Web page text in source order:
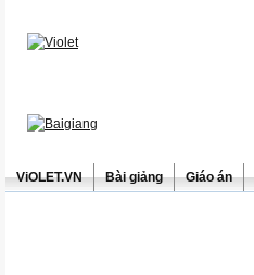
ViOLET.VN Bài giảng Giáo án